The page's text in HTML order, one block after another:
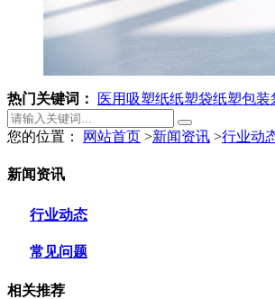
热门关键词： 医用吸塑纸纸塑袋纸塑包装
您的位置： 网站首页 >新闻资讯 >行业动
新闻资讯
行业动态
常见问题
相关推荐